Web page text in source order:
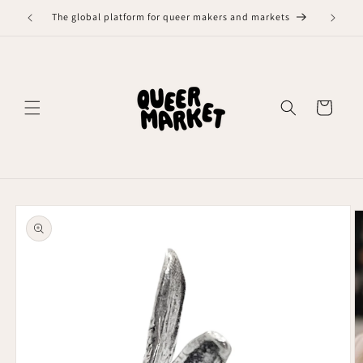
naar deThe global platform for queer makers and markets
Winkelwagen